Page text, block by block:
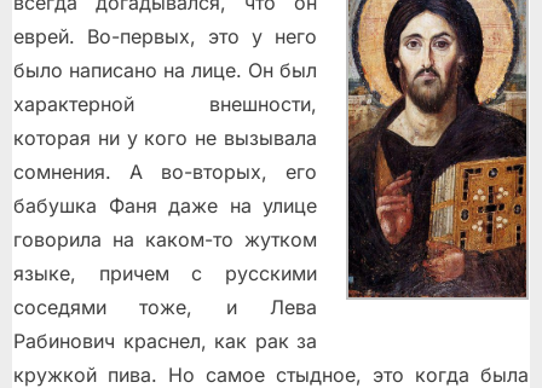
еврей. Во-первых, это у него
было написано на лице. Он был
характерной внешности,
которая ни у кого не вызывала
сомнения. А во-вторых, его
бабушка Фаня даже на улице
говорила на каком-то жутком
языке, причем с русскими
соседями тоже, и Лева
Рабинович краснел, как рак за
кружкой пива. Но самое стыдное, это когда была